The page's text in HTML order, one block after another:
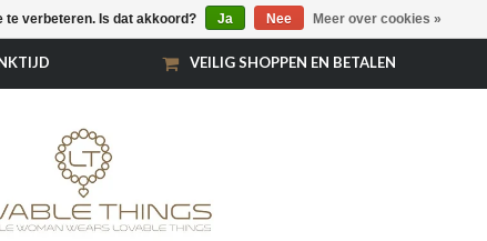
VEILIG SHOPPEN EN BETALEN
te verbeteren. Is dat akkoord? Ja Nee Meer over cookies »